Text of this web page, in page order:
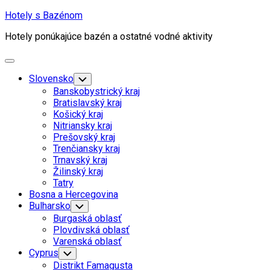
Skip
content
Hotely s Bazénom
Hotely ponúkajúce bazén a ostatné vodné aktivity
Expand
Slovensko Toggle
Child
Menu
Banskobystrický kraj
Bratislavský kraj
Košický kraj
Nitriansky kraj
Prešovský kraj
Trenčiansky kraj
Trnavský kraj
Žilinský kraj
Tatry
Bosna a Hercegovina
Bulharsko Toggle
Child
Menu
Burgaská oblasť
Plovdivská oblasť
Varenská oblasť
Cyprus Toggle
Child
Distrikt Famagusta